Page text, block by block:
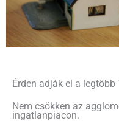
Érden adják el a
Nem csökken az
ingatlanpiacon.